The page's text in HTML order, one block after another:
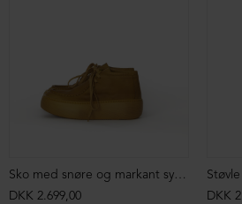
Sko med snøre og markant syning
DKK 2.699,00
DKK